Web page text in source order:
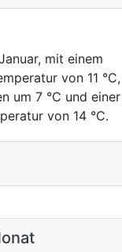
mit einem
von 11 °C,
um 7 °C und einer
von 14 °C.